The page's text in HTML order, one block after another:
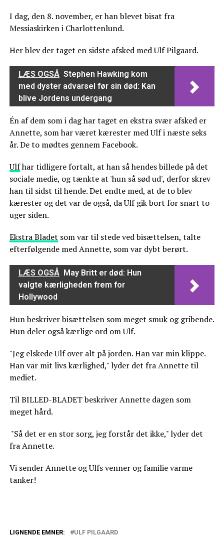
I dag, den 8. november, er han blevet bisat fra
Messiaskirken i Charlottenlund.
Her blev der taget en sidste afsked med Ulf Pilgaard.
LÆS OGSÅ Stephen Hawking kom
med dyster advarsel før sin død: Kan
blive Jordens undergang
Én af dem som i dag har taget en ekstra svær afsked er
Annette, som har været kærester med Ulf i næste seks
år. De to mødtes gennem Facebook.
Ulfhar tidligere fortalt, at han så hendes billede på det
sociale medie, og tænkte at 'hun så sød ud', derfor skrev
han til sidst til hende. Det endte med, at de to blev
kærester og det var de også, da Ulf gik bort for snart to
uger siden.
Ekstra Bladet som var til stede ved bisættelsen, talte
efterfølgende med Annette, som var dybt berørt.
LÆS OGSÅ May Britt er død: Hun
valgte kærligheden frem for
Hollywood
Hun beskriver bisættelsen som meget smuk og gribende.
Hun deler også kærlige ord om Ulf.
"Jeg elskede Ulf over alt på jorden. Han var min klippe.
Han var mit livs kærlighed," lyder det fra Annette til
mediet.
Til BILLED-BLADET beskriver Annette dagen som
meget hård.
"Så det er en stor sorg, jeg forstår det ikke," lyder det
fra Annette.
Vi sender Annette og Ulfs venner og familie varme
tanker!
LIGNENDE EMNER: ULF PILGAARD